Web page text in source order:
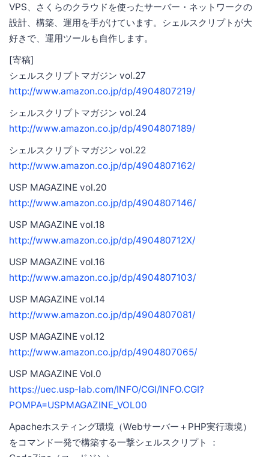
VPS、さくらのクラウドを使ったサーバー・ネットワークの
設計、構築、運用を手がけています。シェルスクリプトが大
好きで、運用ツールも自作します。
[寄稿]
シェルスクリプトマガジン vol.27
http://www.amazon.co.jp/dp/4904807219/
シェルスクリプトマガジン vol.24
http://www.amazon.co.jp/dp/4904807189/
シェルスクリプトマガジン vol.22
http://www.amazon.co.jp/dp/4904807162/
USP MAGAZINE vol.20
http://www.amazon.co.jp/dp/4904807146/
USP MAGAZINE vol.18
http://www.amazon.co.jp/dp/490480712X/
USP MAGAZINE vol.16
http://www.amazon.co.jp/dp/4904807103/
USP MAGAZINE vol.14
http://www.amazon.co.jp/dp/4904807081/
USP MAGAZINE vol.12
http://www.amazon.co.jp/dp/4904807065/
USP MAGAZINE Vol.0
https://uec.usp-lab.com/INFO/CGI/INFO.CGI?
POMPA=USPMAGAZINE_VOL00
Apacheホスティング環境（Webサーバー＋PHP実行環境）
をコマンド一発で構築する一撃シェルスクリプト ：